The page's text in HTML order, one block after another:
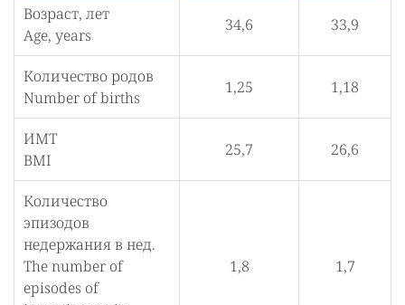
Возраст, лет
Age, years
34,6 33,9
Количество родов
Number of births
1,25 1,18
ИМТ
BMI
25,7 26,6
Количество
эпизодов
недержания в нед.
The number of
episodes of
1,8 1,7